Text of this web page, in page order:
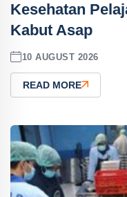
Kesehatan
Kabut Asap
10 AUGUST 2026
READ MORE